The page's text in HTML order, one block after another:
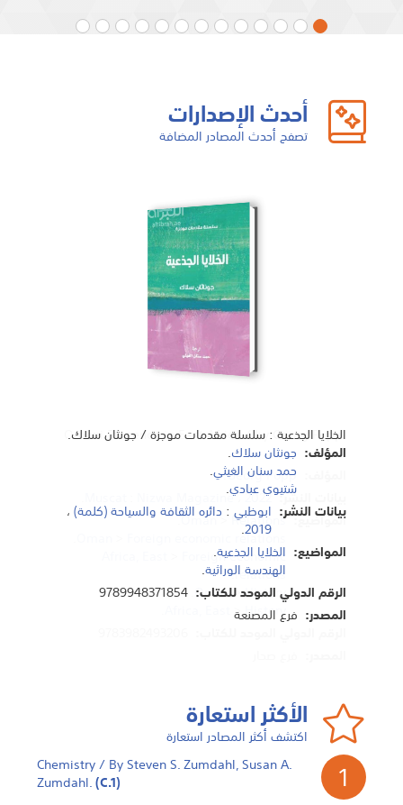
أحدث الإصدارات
تصفح أحدث المصادر المضافة
الخلايا الجذعية : سلسلة مقدمات موجزة / جونثان سلاك.
المؤلف: جونثان سلاك.
حمد سنان الغيثي.
شتيوي عبادي.
بيانات النشر: ابوظبي : دائره الثقافة والسياحة (كلمة)،
2019
.
المواضيع: الخلايا الجذعية.
الهندسة الوراثية.
الرقم الدولي الموحد للكتاب: 9789948371854
المصدر: فرع المصنعة
Yemen : travels in dictionary land / by Tim
Tim Mackintosh-Smith,1961
بيانات النشر:
London:J. Murray،1997
.
Description and trave
Social life and customs
الرقم الدولي الموحد للكتاب:
المصدر: فرع المصنعة
Omani Presence in East Africa / by Georg Popp.
Georg Popp
.
بيانات النشر:
Nizwa Magazine،2022
المواضيع:
Oman> Relations
.
Foreign economic relations
Foreign economic
relations
.
Oman>History
>History
الأكثر استعارة
اكتشف أكثر المصادر استعارة
1
Chemistry / By Steven S. Zumdahl, Susan A.
Zumdahl.(C.1)